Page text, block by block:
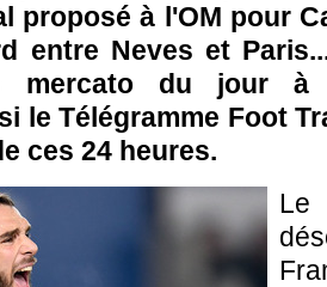
proposé à l'OM pour
entre Neves et
mercato du jour à
le Télégramme Foot
ces 24 heures.